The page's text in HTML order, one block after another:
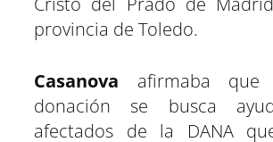
provincia de Toledo.
Casanova afirmaba que
donación se busca
afectados de la DANA